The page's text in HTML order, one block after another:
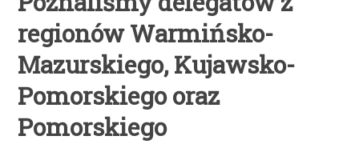
regionów Warmińsko-
Mazurskiego, Kujawsko-
Pomorskiego oraz
Pomorskiego